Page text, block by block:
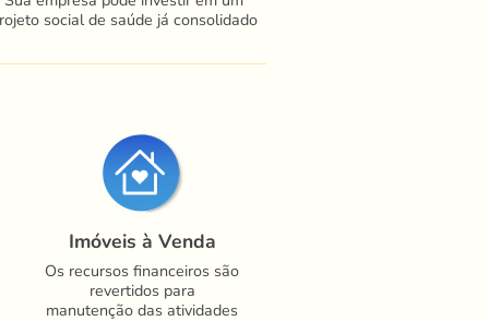
social de saúde já consolidado
Imóveis à Venda
Os recursos financeiros são
revertidos para
manutenção das atividades